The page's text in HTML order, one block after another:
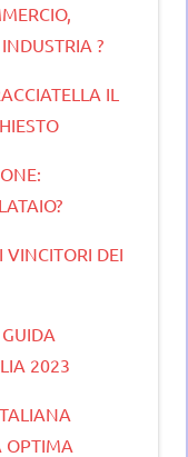
?
IL
DEI
2023
OPTIMA